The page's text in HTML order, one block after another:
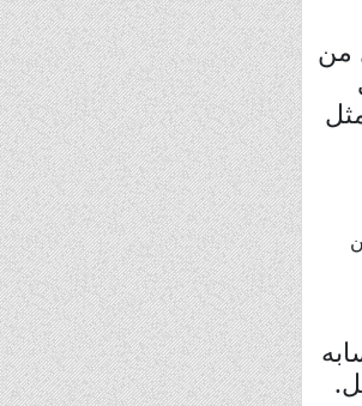
ينتقل من
يمثل